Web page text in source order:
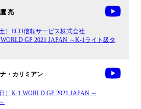
亮
）ECO信頼サービス株式会社
GP 2021 JAPAN ～K-1ライト級タ
・カリミアン
）K-1 WORLD GP 2021 JAPAN ～